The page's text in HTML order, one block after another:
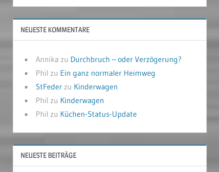
NEUESTE KOMMENTARE
Annika zu Durchbruch – oder Verzögerung?
Phil zu Ein ganz normaler Heimweg
StFederzu Kinderwagen
Phil zu Kinderwagen
Phil zu Küchen-Status-Update
NEUESTE BEITRÄGE